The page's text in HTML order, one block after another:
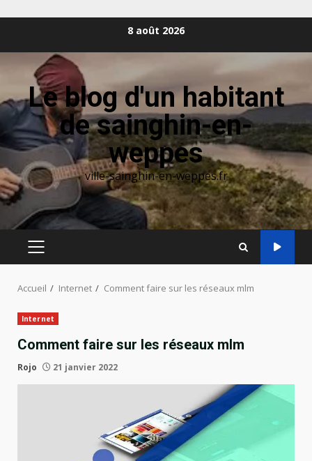
8 août 2026
Le blog d'un habitant
de sainghin-en-
weppes
ville-sainghin-en-weppes.fr
MENU
Accueil Internet Comment faire sur les réseaux mlm
Internet
Comment faire sur les réseaux mlm
Rojo 21 janvier 2022